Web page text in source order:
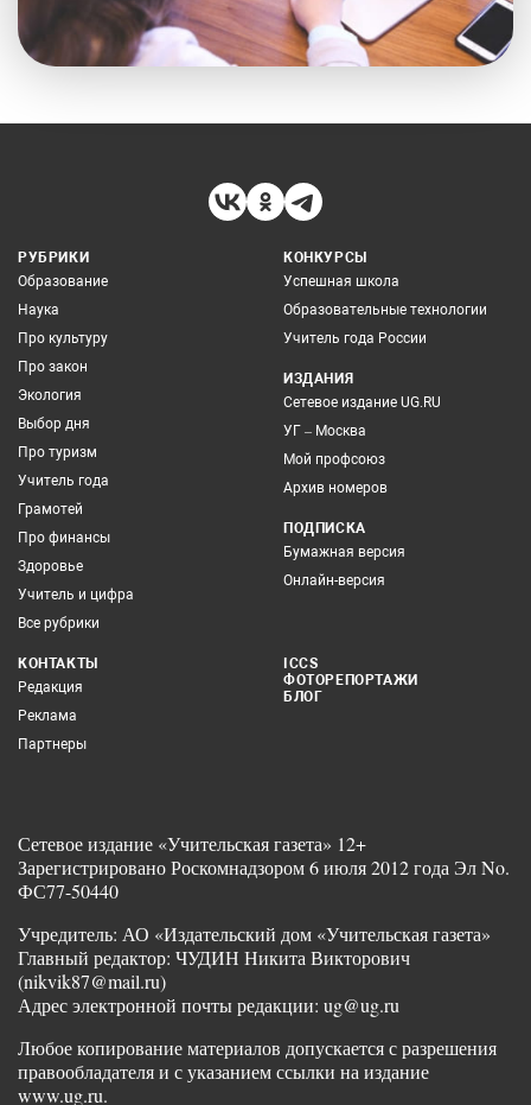
РУБРИКИ
Образование
Наука
Про культуру
Про закон
Экология
Выбор дня
Про туризм
Учитель года
Грамотей
Про финансы
Здоровье
Учитель и цифра
Все рубрики
КОНКУРСЫ
Успешная школа
Образовательные технологии
Учитель года России
ИЗДАНИЯ
Сетевое издание UG.RU
УГ – Москва
Мой профсоюз
Архив номеров
ПОДПИСКА
Бумажная версия
Онлайн-версия
КОНТАКТЫ
Редакция
Реклама
Партнеры
ICCS
ФОТОРЕПОРТАЖИ
БЛОГ
Сетевое издание «Учительская газета» 12+
Зарегистрировано Роскомнадзором 6 июля 2012 года Эл No.
ФС77-50440
Учредитель: АО «Издательский дом «Учительская газета»
Главный редактор: ЧУДИН Никита Викторович
(nikvik87@mail.ru)
Адрес электронной почты редакции: ug@ug.ru
Любое копирование материалов допускается с разрешения
правообладателя и с указанием ссылки на издание
www.ug.ru.